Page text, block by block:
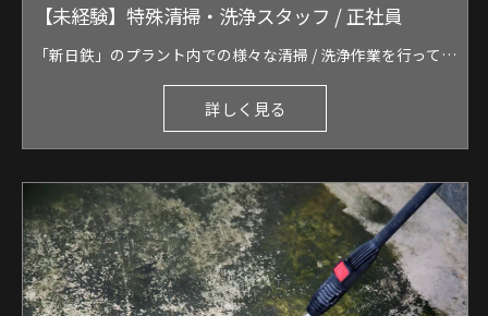
【未経験】特殊清掃・洗浄スタッフ / 正社員
「新日鉄」のプラント内での様々な清掃 / 洗浄作業を行っております。 《作業内容例》 ●ベルトコンベア / 周辺の清掃 ●壁・屋根の洗浄 ●ピット・配管・機械等の清掃 ●タンク内の洗浄 など 超高圧ジェット洗浄、ドライアイス洗浄、産業バキューム車などを使用し、作業を行います。 スコップを使用した手元作業や、警備員として安全確保を行うこともあります。 ■作業内容に応じて人数を調整します。 3〜5名班、10名前後で行うこともあります。 ■未経験の方にはマンツーマンで、丁寧に指導を行います。
詳しく見る